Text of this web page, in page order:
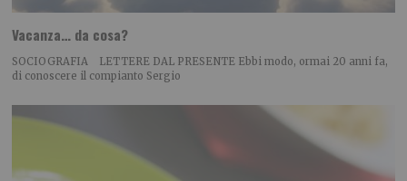
Vacanza… da cosa?
SOCIOGRAFIA LETTERE DAL PRESENTE Ebbi modo, ormai 20 anni fa,
di conoscere il compianto Sergio